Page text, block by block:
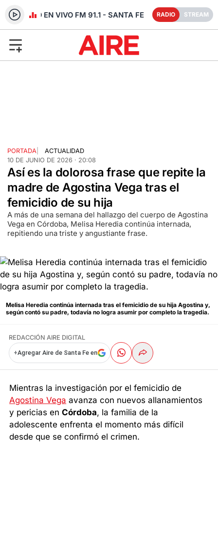
RADIO EN VIVO FM 91.1 - SANTA FE RADIO STREAM
PORTADA
ACTUALIDAD
10 DE JUNIO DE 2026 · 20:08
Así es la dolorosa frase que repite la
madre de Agostina Vega tras el
femicidio de su hija
A más de una semana del hallazgo del cuerpo de Agostina
Vega en Córdoba, Melisa Heredia continúa internada,
repitiendo una triste y angustiante frase.
Melisa Heredia continúa internada tras el femicidio de su hija Agostina y,
según contó su padre, todavía no logra asumir por completo la tragedia.
REDACCIÓN AIRE DIGITAL
+Agregar Aire de Santa Fe en
Mientras la investigación por el femicidio de
Agostina Vega avanza con nuevos allanamientos
y pericias enCórdoba, la familia de la
adolescente enfrenta el momento más difícil
desde que se confirmó el crimen.